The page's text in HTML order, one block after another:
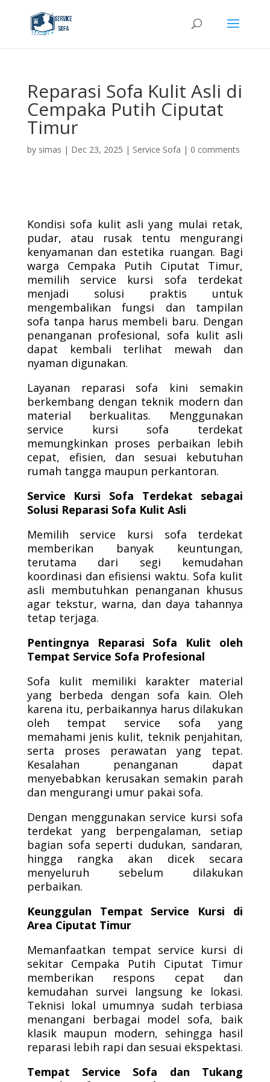
Reparasi Sofa Kulit Asli di
Cempaka Putih Ciputat
Timur
by simas | Dec 23, 2025 | Service Sofa | 0 comments
Kondisi sofa kulit asli yang mulai retak,
pudar, atau rusak tentu mengurangi
kenyamanan dan estetika ruangan. Bagi
warga Cempaka Putih Ciputat Timur,
memilih service kursi sofa terdekat
menjadi solusi praktis untuk
mengembalikan fungsi dan tampilan
sofa tanpa harus membeli baru. Dengan
penanganan profesional, sofa kulit asli
dapat kembali terlihat mewah dan
nyaman digunakan.
Layanan reparasi sofa kini semakin
berkembang dengan teknik modern dan
material berkualitas. Menggunakan
service kursi sofa terdekat
memungkinkan proses perbaikan lebih
cepat, efisien, dan sesuai kebutuhan
rumah tangga maupun perkantoran.
Service Kursi Sofa Terdekat sebagai
Solusi Reparasi Sofa Kulit Asli
Memilih service kursi sofa terdekat
memberikan banyak keuntungan,
terutama dari segi kemudahan
koordinasi dan efisiensi waktu. Sofa kulit
asli membutuhkan penanganan khusus
agar tekstur, warna, dan daya tahannya
tetap terjaga.
Pentingnya Reparasi Sofa Kulit oleh
Tempat Service Sofa Profesional
Sofa kulit memiliki karakter material
yang berbeda dengan sofa kain. Oleh
karena itu, perbaikannya harus dilakukan
oleh tempat service sofa yang
memahami jenis kulit, teknik penjahitan,
serta proses perawatan yang tepat.
Kesalahan penanganan dapat
menyebabkan kerusakan semakin parah
dan mengurangi umur pakai sofa.
Dengan menggunakan service kursi sofa
terdekat yang berpengalaman, setiap
bagian sofa seperti dudukan, sandaran,
hingga rangka akan dicek secara
menyeluruh sebelum dilakukan
perbaikan.
Keunggulan Tempat Service Kursi di
Area Ciputat Timur
Memanfaatkan tempat service kursi di
sekitar Cempaka Putih Ciputat Timur
memberikan respons cepat dan
kemudahan survei langsung ke lokasi.
Teknisi lokal umumnya sudah terbiasa
menangani berbagai model sofa, baik
klasik maupun modern, sehingga hasil
reparasi lebih rapi dan sesuai ekspektasi.
Tempat Service Sofa dan Tukang